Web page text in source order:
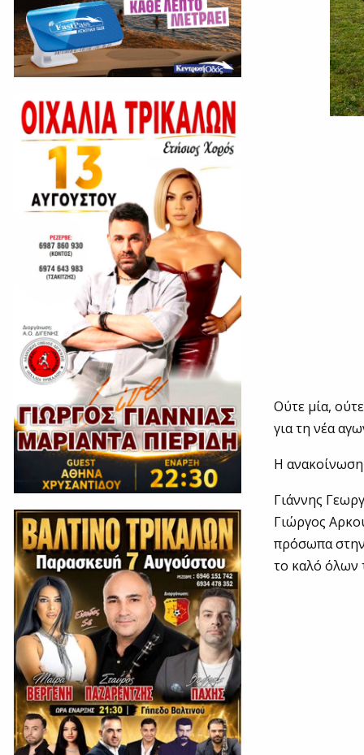
Ούτε μία,
για τη νέα
Η
Γιάννης
Γιώργος
πρόσωπα
το καλό όλων